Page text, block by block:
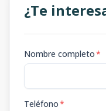
¿Te
Nombre completo*
Teléfono*